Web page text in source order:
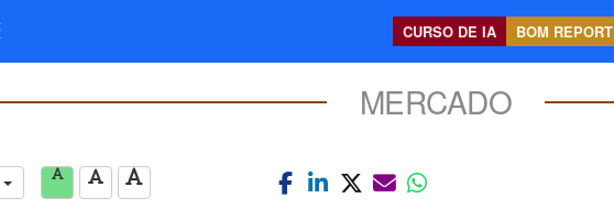
CURSO DE IA BOM REPORT
MERCADO